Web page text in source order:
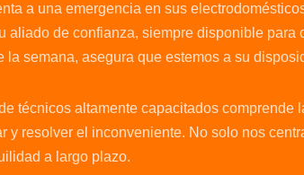
a una emergencia en sus
aliado de confianza, siempre disponible
la semana, asegura que estemos a su
técnicos altamente capacitados
y resolver el inconveniente. No solo nos
a largo plazo.